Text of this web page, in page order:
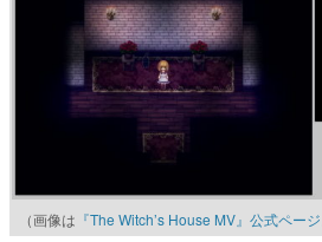
（画像は 『The Witch’s House MV』公式ページ